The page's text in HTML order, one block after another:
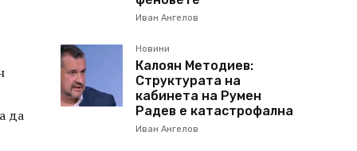
да
Иван Ангелов
Новини
Калоян Методиев:
Структурата на
кабинета на Румен
Радев е катастрофална
Иван Ангелов